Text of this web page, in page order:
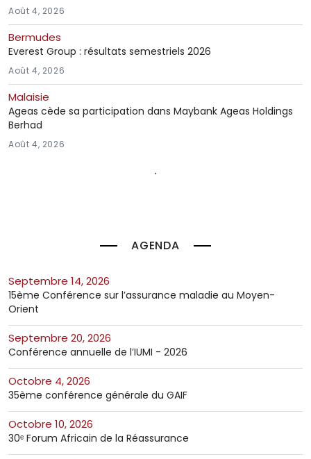
AGENDA
septembre 14, 2026
15ème Conférence sur l’assurance maladie au Moyen-
Orient
septembre 20, 2026
Conférence annuelle de l’IUMI - 2026
octobre 4, 2026
35ème conférence générale du GAIF
octobre 10, 2026
30ᵉ Forum Africain de la Réassurance
Août 4, 2026
Bermudes
Everest Group : résultats semestriels 2026
Août 4, 2026
Malaisie
Ageas cède sa participation dans Maybank Ageas Holdings
Berhad
Août 4, 2026